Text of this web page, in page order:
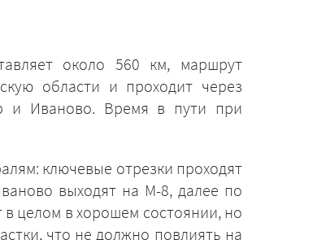
около 560 км, маршрут
области и проходит через
и Иваново. Время в пути при
ключевые отрезки проходят
выходят на М-8, далее по
целом в хорошем состоянии, но
что не должно повлиять на